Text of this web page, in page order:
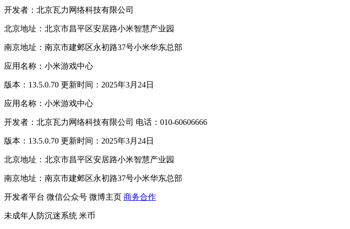
开发者：北京瓦力网络科技有限公司
北京地址：北京市昌平区安居路小米智慧产业园
南京地址：南京市建邺区永初路37号小米华东总部
应用名称：小米游戏中心
版本：13.5.0.70 更新时间：2025年3月24日
应用名称：小米游戏中心
开发者：北京瓦力网络科技有限公司 电话：010-60606666
版本：13.5.0.70 更新时间：2025年3月24日
北京地址：北京市昌平区安居路小米智慧产业园
南京地址：南京市建邺区永初路37号小米华东总部
开发者平台 微信公众号 微博主页 商务合作
未成年人防沉迷系统 米币